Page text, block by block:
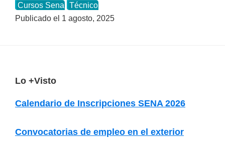
Cursos Sena
Técnico
Publicado el 1 agosto, 2025
Lo +Visto
Calendario de Inscripciones SENA 2026
Convocatorias de empleo en el exterior